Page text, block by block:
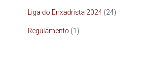
Liga do Enxadrista 2024 (24)
Regulamento (1)